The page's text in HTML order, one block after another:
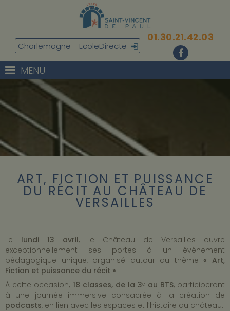
Charlemagne - EcoleDirecte
01.30.21.42.03
MENU
ART, FICTION ET PUISSANCE
DU RÉCIT AU CHÂTEAU DE
VERSAILLES
Le lundi 13 avril, le Château de Versailles ouvre
exceptionnellement ses portes à un événement
pédagogique unique, organisé autour du thème « Art,
Fiction et puissance du récit ».
À cette occasion, 18 classes, de la 3ᵉ au BTS, participeront
à une journée immersive consacrée à la création de
podcasts, en lien avec les espaces et l’histoire du château.